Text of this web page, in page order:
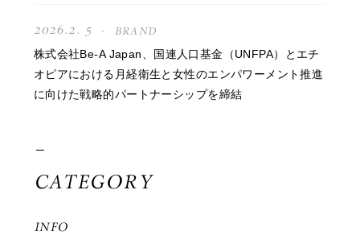
2026.2. 5 BRAND
株式会社Be-A Japan、国連人口基金（UNFPA）とエチ
オピアにおける月経衛生と女性のエンパワーメント推進
に向けた戦略的パートナーシップを締結
CATEGORY
INFO